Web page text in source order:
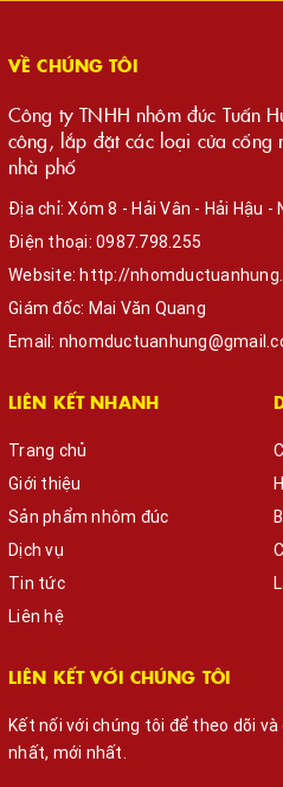
VỀ CHÚNG TÔI
Công ty TNHH nhôm đúc Tuấn
công, lắp đặt các loại cửa cổng
nhà phố
Địa chỉ: Xóm 8 - Hải Vân - Hải Hậu -
Điện thoại: 0987.798.255
Website: http://
Giám đốc: Mai Văn Quang
Email:
LIÊN KẾT NHANH
Trang chủ
Giới thiệu
Sản phẩm nhôm đúc
Dịch vụ
Tin tức
Liên hệ
LIÊN KẾT VỚI CHÚNG TÔI
Kết nối với chúng tôi để theo dõi
nhất, mới nhất.